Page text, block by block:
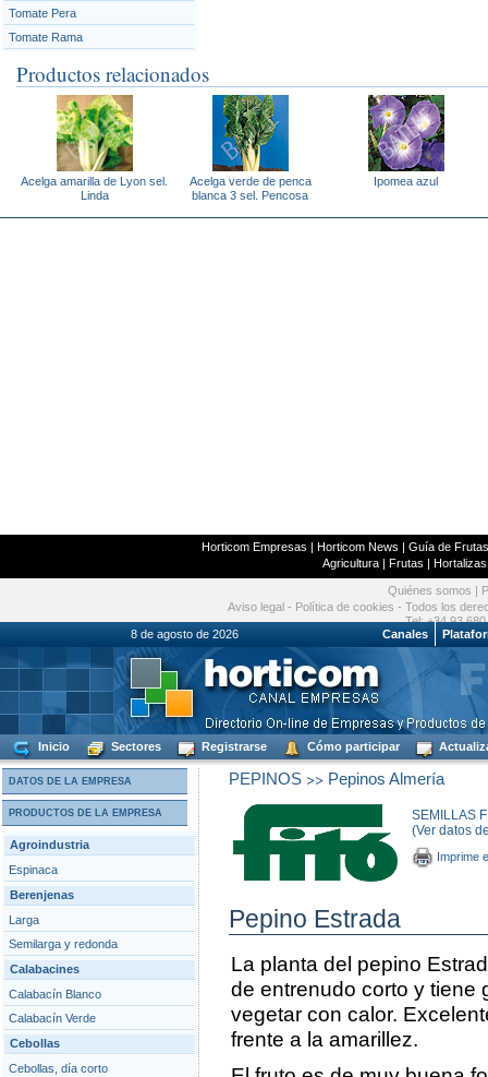
Tomate Pera
Tomate Rama
Productos relacionados
Acelga amarilla de Lyon sel.
Linda
Acelga verde de penca
blanca 3 sel. Pencosa
Ipomea azul
Horticom Empresas | Horticom News | Guía de
Agricultura| Frutas | Hortalizas
Quiénes somos
Aviso legal - Política de cookies - Todos los
Tel: +34 93
8 de agosto de 2026
Canales
Inicio Sectores Registrarse Cómo participar
DATOS DE LA EMPRESA
PRODUCTOS DE LA EMPRESA
Agroindustria
Espinaca
Berenjenas
Larga
Semilarga y redonda
Calabacines
Calabacín Blanco
Calabacín Verde
Cebollas
Cebollas, día corto
PEPINOS>> Pepinos Almería
SEMILLAS
(Ver datos
Imprime
Pepino Estrada
La planta del pepino
de entrenudo corto y tiene
vegetar con calor.
frente a la amarillez.